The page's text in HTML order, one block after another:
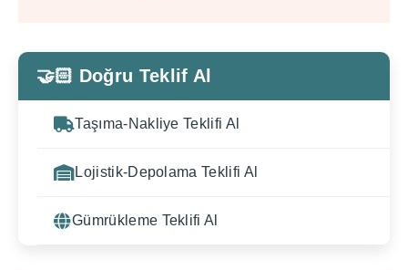
🤝🏻 Doğru Teklif Al
Taşıma-Nakliye Teklifi Al
Lojistik-Depolama Teklifi Al
Gümrükleme Teklifi Al